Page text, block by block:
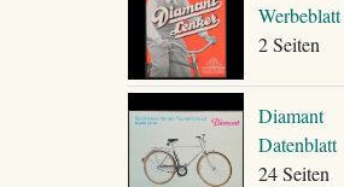
Werbeblatt
2 Seiten
Diamant
Datenblatt
24 Seiten